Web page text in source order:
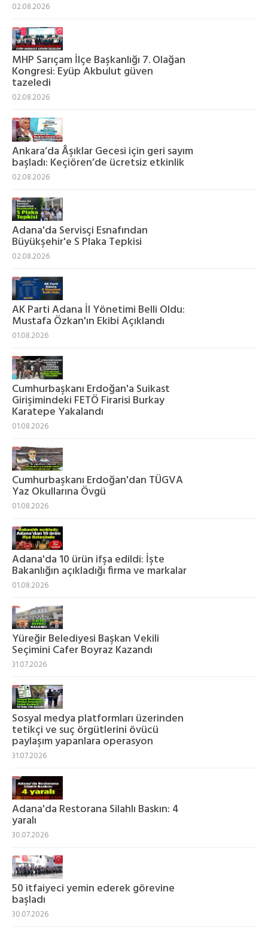
02.08.2026
MHP Sarıçam İlçe Başkanlığı 7. Olağan
Kongresi: Eyüp Akbulut güven
tazeledi
02.08.2026
Ankara’da Âşıklar Gecesi için geri sayım
başladı: Keçiören’de ücretsiz etkinlik
02.08.2026
Adana'da Servisçi Esnafından
Büyükşehir'e S Plaka Tepkisi
02.08.2026
AK Parti Adana İl Yönetimi Belli Oldu:
Mustafa Özkan'ın Ekibi Açıklandı
01.08.2026
Cumhurbaşkanı Erdoğan'a Suikast
Girişimindeki FETÖ Firarisi Burkay
Karatepe Yakalandı
01.08.2026
Cumhurbaşkanı Erdoğan'dan TÜGVA
Yaz Okullarına Övgü
01.08.2026
Adana'da 10 ürün ifşa edildi: İşte
Bakanlığın açıkladığı firma ve markalar
01.08.2026
Yüreğir Belediyesi Başkan Vekili
Seçimini Cafer Boyraz Kazandı
31.07.2026
Sosyal medya platformları üzerinden
tetikçi ve suç örgütlerini övücü
paylaşım yapanlara operasyon
31.07.2026
Adana'da Restorana Silahlı Baskın: 4
yaralı
30.07.2026
50 itfaiyeci yemin ederek görevine
başladı
30.07.2026